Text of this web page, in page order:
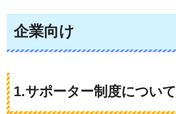
企業向け
1.サポーター制度について